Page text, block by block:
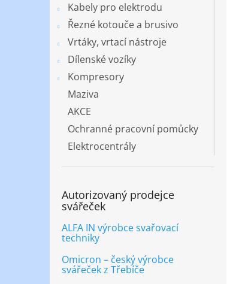
Kabely pro elektrodu
Řezné kotouče a brusivo
Vrtáky, vrtací nástroje
Dílenské vozíky
Kompresory
Maziva
AKCE
Ochranné pracovní pomůcky
Elektrocentrály
Autorizovaný prodejce
svářeček
ALFA IN výrobce svařovací
techniky
Omicron – český výrobce
svářeček z Třebíče